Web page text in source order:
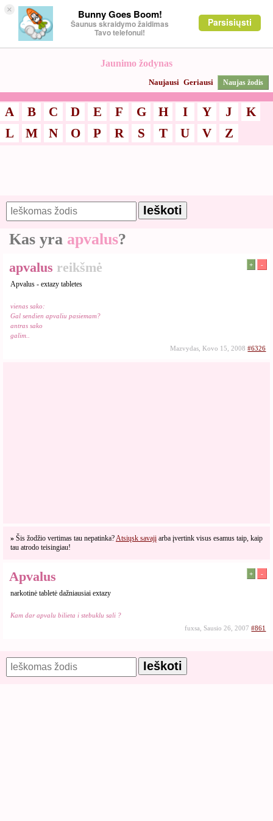
× Bunny Goes Boom!
Šaunus skraidymo žaidimas
Tavo telefonui!
Parsisiųsti
Jaunimo žodynas
Naujausi Geriausi Naujas žodis
A B C D E F G H I Y J
K
L
M N O P R S T U V Z
Kas yra apvalus?
apvalus reikšmė + -
Apvalus - extazy tabletes
vienas sako:
Gal sendien apvaliu pasiemam?
antras sako
galim..
Mazvydas, Kovo 15, 2008#6326
» Šis žodžio vertimas tau nepatinka?Atsiųsk savajį arba įvertink visus esamus taip, kaip
tau atrodo teisingiau!
Apvalus + -
narkotinė tabletė dažniausiai extazy
Kam dar apvalu bilieta i stebuklu sali ?
fuxsa, Sausio 26, 2007#861